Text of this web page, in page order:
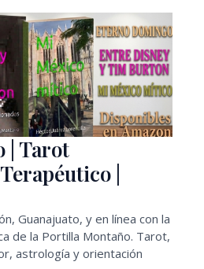
| Tarot
|
Guanajuato, y en línea con la
de la Portilla Montaño. Tarot,
astrología y orientación